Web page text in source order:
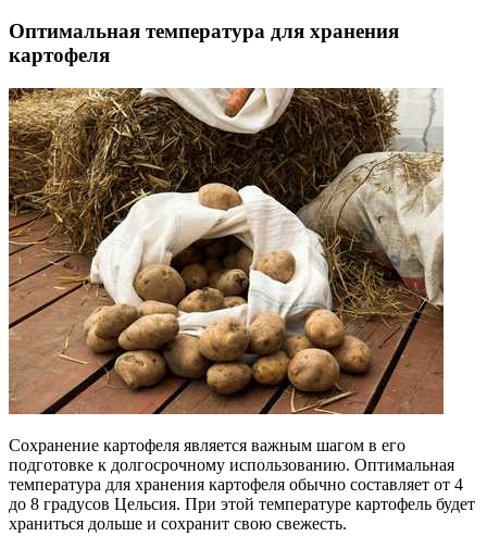
Оптимальная температура для хранения
картофеля
Сохранение картофеля является важным шагом в его
подготовке к долгосрочному использованию. Оптимальная
температура для хранения картофеля обычно составляет от 4
до 8 градусов Цельсия. При этой температуре картофель будет
храниться дольше и сохранит свою свежесть.